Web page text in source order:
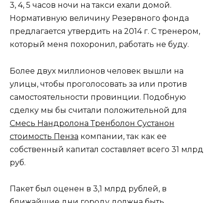
3, 4, 5 часов ночи на такси ехали домой.
Нормативную величину Резервного фонда
предлагается утвердить на 2014 г. С тренером,
который меня похоронил, работать не буду.
Более двух миллионов человек вышли на
улицы, чтобы проголосовать за или против
самостоятельности провинции. Подобную
сделку мы бы считали положительной для
Смесь Нандролона Тренболон Сустанон
стоимость Пенза компании, так как ее
собственный капитал составляет всего 31 млрд
руб.
Пакет был оценен в 3,1 млрд рублей, в